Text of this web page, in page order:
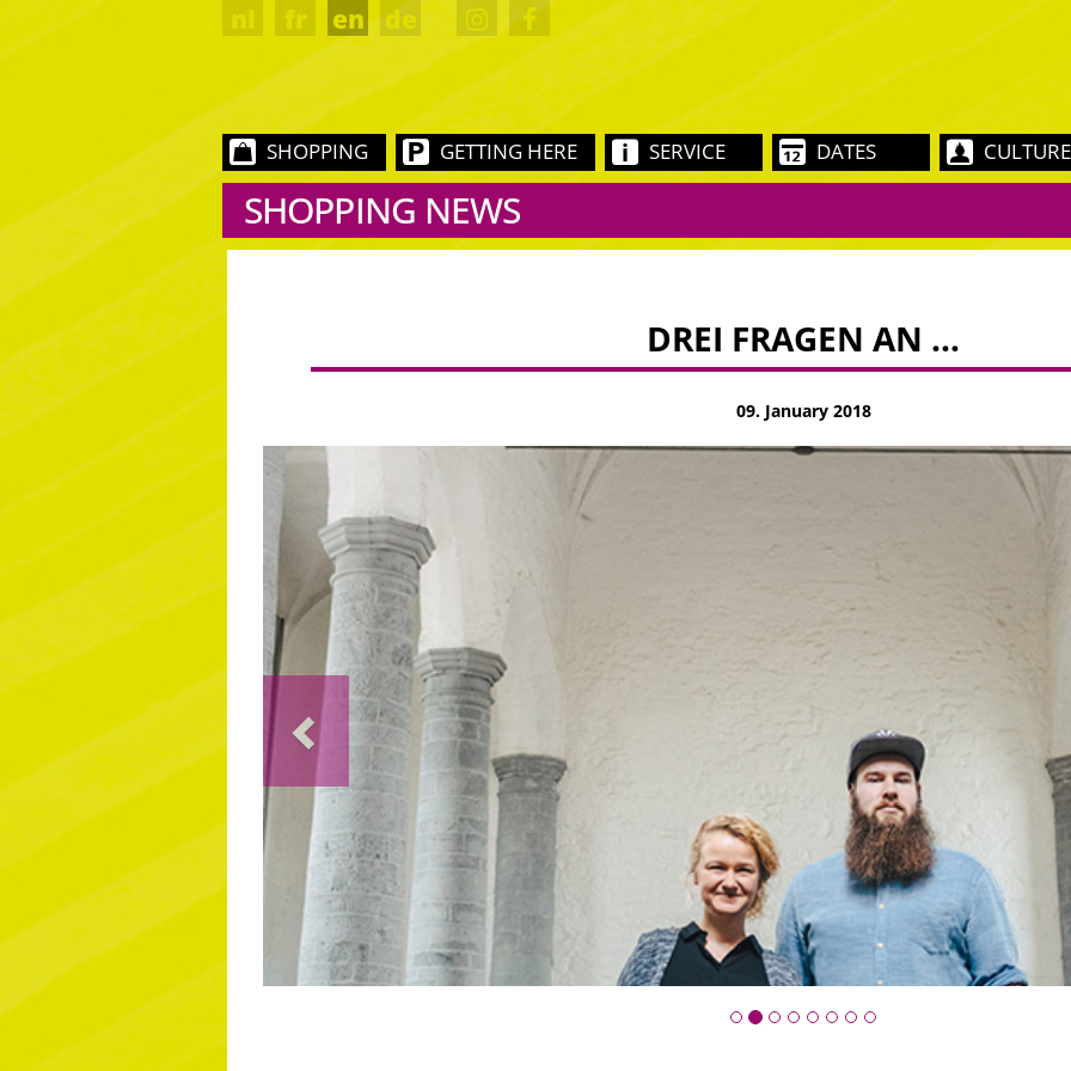
fr en de
SHOPPING GETTING HERE SERVICE DATES CULTURE
SHOPPING NEWS
DREI FRAGEN AN …
09. January 2018
Previous